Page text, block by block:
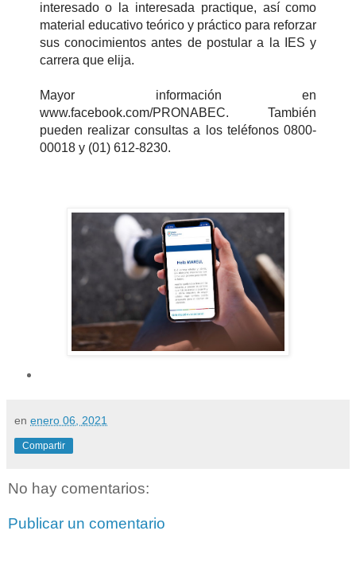
interesado o la interesada practique, así como
material educativo teórico y práctico para reforzar
sus conocimientos antes de postular a la IES y
carrera que elija.
Mayor información en
www.facebook.com/PRONABEC. También
pueden realizar consultas a los teléfonos 0800-
00018 y (01) 612-8230.
en enero 06, 2021
Compartir
No hay comentarios:
Publicar un comentario